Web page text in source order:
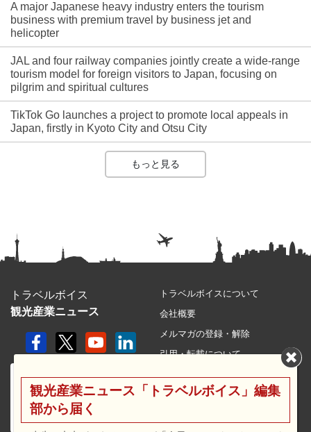
A major Japanese heavy industry enters the tourism
business with premium travel by business jet and
helicopter
JAL and four railway companies jointly create a wide-range
tourism model for foreign visitors to Japan, focusing on
pilgrim and spiritual cultures
TikTok Go launches a project to promote local appeals in
Japan, firstly in Kyoto City and Otsu City
もっと見る
トラベルボイス
観光産業ニュース
トラベルボイスについて
会社概要
メルマガの登録・解除
引用・転載について
利用規約
観光産業ニュース「トラベルボイス」編集
部から届く